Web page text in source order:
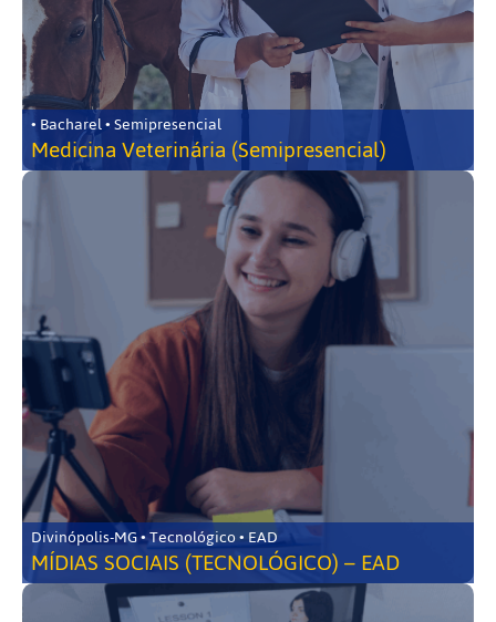
• Bacharel • Semipresencial
Medicina Veterinária (Semipresencial)
Divinópolis-MG • Tecnológico • EAD
MÍDIAS SOCIAIS (TECNOLÓGICO) – EAD